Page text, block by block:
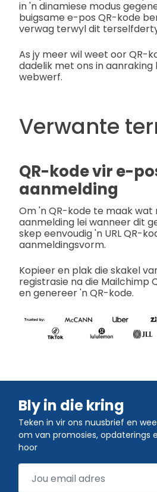
in 'n dinamiese modus
buigsame e-pos QR-kode
verwag terwyl dit
As jy meer wil weet oor QR-
dadelik met ons in aanraking
webwerf.
Verwante
QR-kode vir e-
aanmelding
Om 'n QR-kode te maak wat
aanmelding lei wanneer dit
skep eenvoudig 'n URL QR-
aanmeldingsvorm.
Kopieer en plak die skakel
registrasie na die Mailchimp
en genereer 'n QR-kode.
Bly in die kring
Teken in vir ons nuusbrief en
om van promosies, opdaterings
hoor